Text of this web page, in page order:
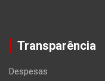
Transparência
Despesas